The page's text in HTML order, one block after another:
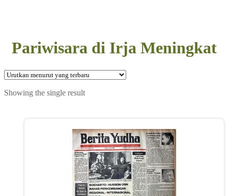
Pariwisara di Irja Meningkat
Showing the single result